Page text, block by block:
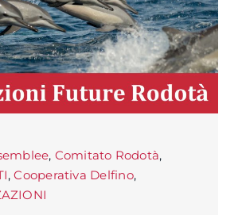
, Comitato Rodotà,
,Cooperativa Delfino,